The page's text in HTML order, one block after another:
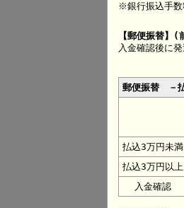
※銀行振込手数
【郵便振替】(
入金確認後に発
郵便振替 －
払込3万円未満
払込3万円以上
入金確認